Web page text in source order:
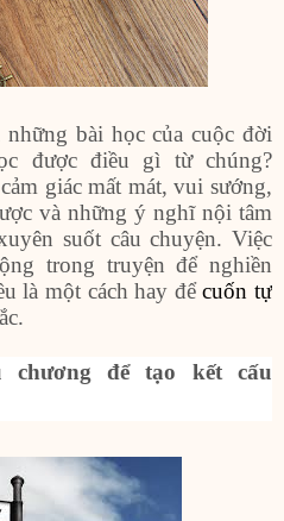
bài học của cuộc đời
được điều gì từ chúng?
giác mất mát, vui sướng,
và những ý nghĩ nội tâm
suốt câu chuyện. Việc
trong truyện để nghiền
là một cách hay đểcuốn tự
chương để tạo kết cấu